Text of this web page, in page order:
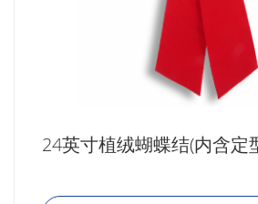
24英寸植绒蝴蝶结(内含定